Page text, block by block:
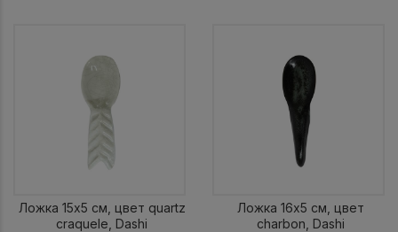
Ложка 15x5 см, цвет quartz
craquele, Dashi
Ложка 16x5 см, цвет
charbon, Dashi